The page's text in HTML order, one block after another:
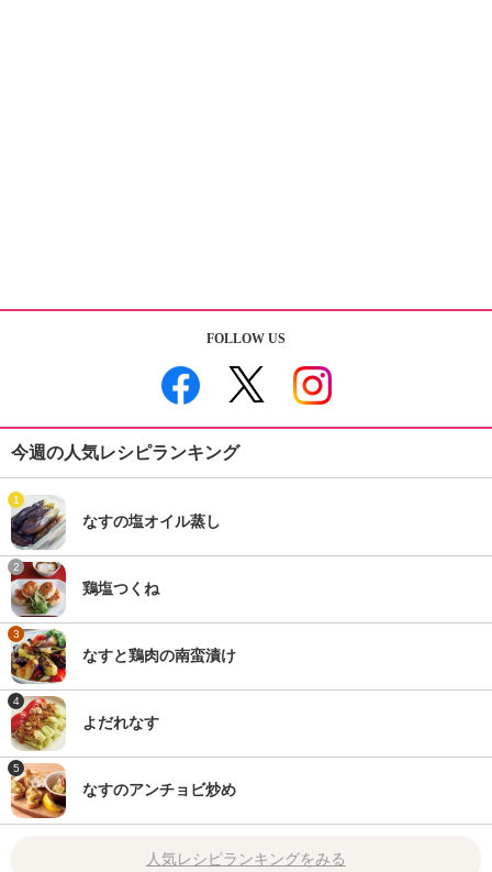
FOLLOW US
今週の人気レシピランキング
1
なすの塩オイル蒸し
2
鶏塩つくね
3
なすと鶏肉の南蛮漬け
4
よだれなす
5
なすのアンチョビ炒め
人気レシピランキングをみる